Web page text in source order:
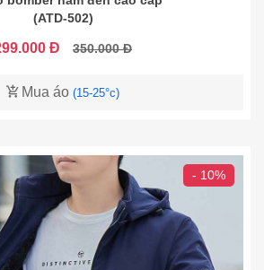
(ATD-502)
Đ 350.000 Đ
Mua áo (15-25°c)
- 10%